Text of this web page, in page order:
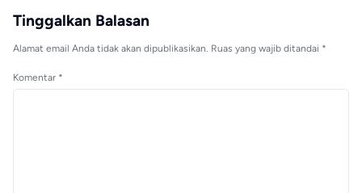
Tinggalkan Balasan
Alamat email Anda tidak akan dipublikasikan. Ruas yang wajib ditandai *
Komentar *